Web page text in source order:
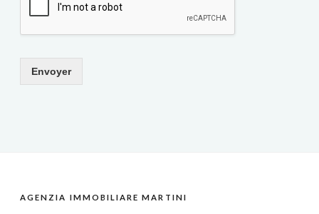
Envoyer
AGENZIA IMMOBILIARE MARTINI